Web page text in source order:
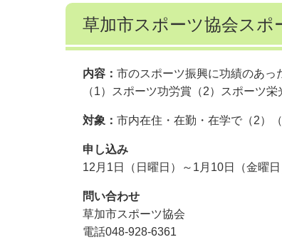
草加市スポーツ協会スポ
内容： 市のスポーツ振興に功績のあっ
（1）スポーツ功労賞（2）スポーツ
対象： 市内在住・在勤・在学で（2）
申し込み
12月1日（日曜日）～1月10日（金曜日
問い合わせ
草加市スポーツ協会
電話048-928-6361